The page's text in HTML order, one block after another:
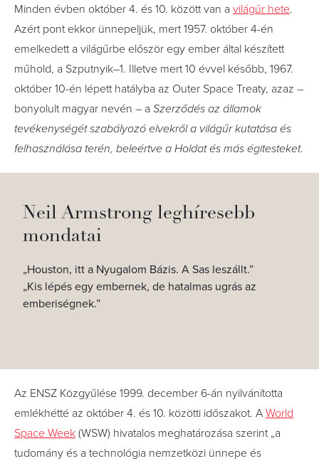
Minden évben október 4. és 10. között van a világűr hete.
Azért pont ekkor ünnepeljük, mert 1957. október 4-én
emelkedett a világűrbe először egy ember által készített
műhold, a Szputnyik–1. Illetve mert 10 évvel később, 1967.
október 10-én lépett hatályba az Outer Space Treaty, azaz –
bonyolult magyar nevén – a Szerződés az államok
tevékenységét szabályozó elvekről a világűr kutatása és
felhasználása terén, beleértve a Holdat és más égitesteket.
Neil Armstrong leghíresebb
mondatai
„Houston, itt a Nyugalom Bázis. A Sas leszállt.”
„Kis lépés egy embernek, de hatalmas ugrás az
emberiségnek.”
Az ENSZ Közgyűlése 1999. december 6-án nyilvánította
emlékhétté az október 4. és 10. közötti időszakot. A World
Space Week (WSW) hivatalos meghatározása szerint „a
tudomány és a technológia nemzetközi ünnepe és